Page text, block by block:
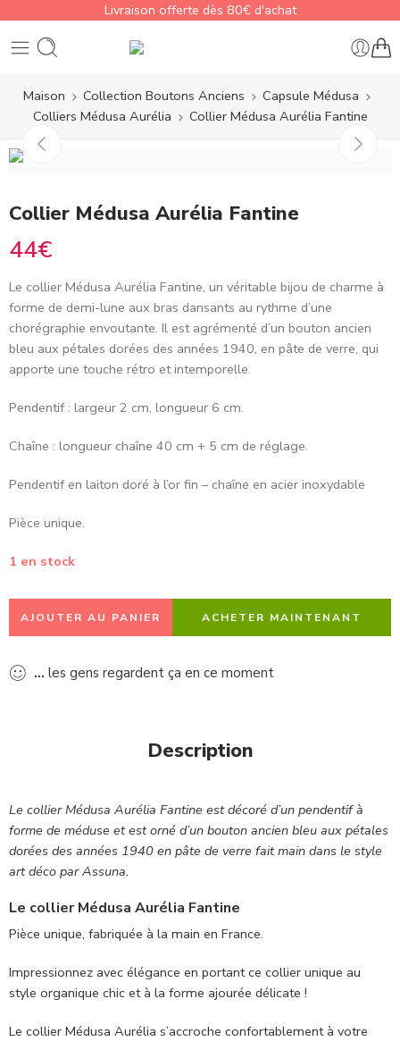
Livraison offerte dès 80€ d'achat
Maison Collection Boutons Anciens
Capsule Médusa
Colliers Médusa Aurélia
Collier Médusa Aurélia Fantine
Collier Médusa Aurélia Fantine
44€
Le collier Médusa Aurélia Fantine, un véritable bijou de charme à
forme de demi-lune aux bras dansants au rythme d’une
chorégraphie envoutante. Il est agrémenté d’un bouton ancien
bleu aux pétales dorées des années 1940, en pâte de verre, qui
apporte une touche rétro et intemporelle.
Pendentif : largeur 2 cm, longueur 6 cm.
Chaîne : longueur chaîne 40 cm + 5 cm de réglage.
Pendentif en laiton doré à l’or fin – chaîne en acier inoxydable
Pièce unique.
1 en stock
AJOUTER AU PANIER ACHETER MAINTENANT
... les gens regardent ça en ce moment
Description
Le collier Médusa Aurélia Fantine est décoré d’un pendentif à
forme de méduse et est orné d’un bouton ancien bleu aux pétales
dorées des années 1940 en pâte de verre fait main dans le style
art déco par Assuna.
Le collier Médusa Aurélia Fantine
Pièce unique, fabriquée à la main en France.
Impressionnez avec élégance en portant ce collier unique au
style organique chic et à la forme ajourée délicate !
Le collier Médusa Aurélia s’accroche confortablement à votre